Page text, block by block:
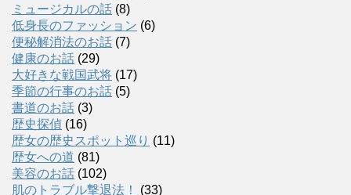
ミュージカルの話 (8)
低身長のファッション (6)
便秘解消法のお話 (7)
健康のお話 (29)
大好きな戦国武将 (17)
季節の行事のお話 (5)
書道のお話 (3)
歴史探偵 (16)
歴女の歴史スポット巡り (11)
歴女への道 (81)
美容のお話 (102)
肌のトラブル撃退法！
(33)